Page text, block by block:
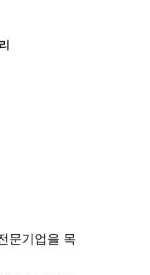
문기업을 목